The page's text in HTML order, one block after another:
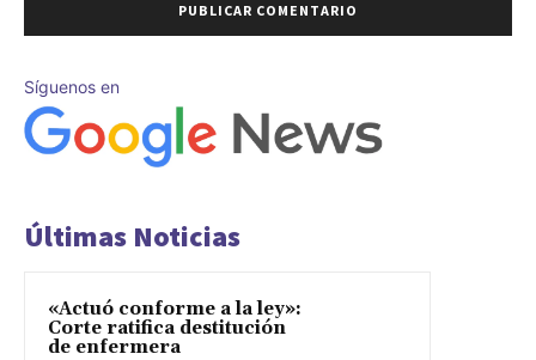
Síguenos en
Últimas Noticias
«Actuó conforme a la ley»:
Corte ratifica destitución
de enfermera